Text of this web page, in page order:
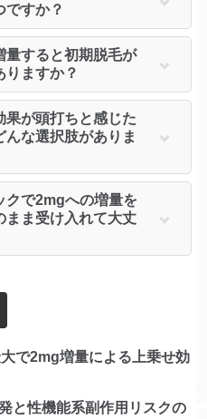
ですか？
量すると初期脱毛が
りますか？
果が頭打ちと感じた
んな選択肢がありま
クで2mgへの増量を
まま受け入れて大丈
で2mg増量による上乗せ効
と性機能系副作用リスクの